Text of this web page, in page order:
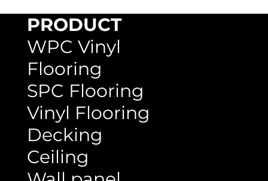
PRODUCT
WPC Vinyl
Flooring
SPC Flooring
Vinyl Flooring
Decking
Ceiling